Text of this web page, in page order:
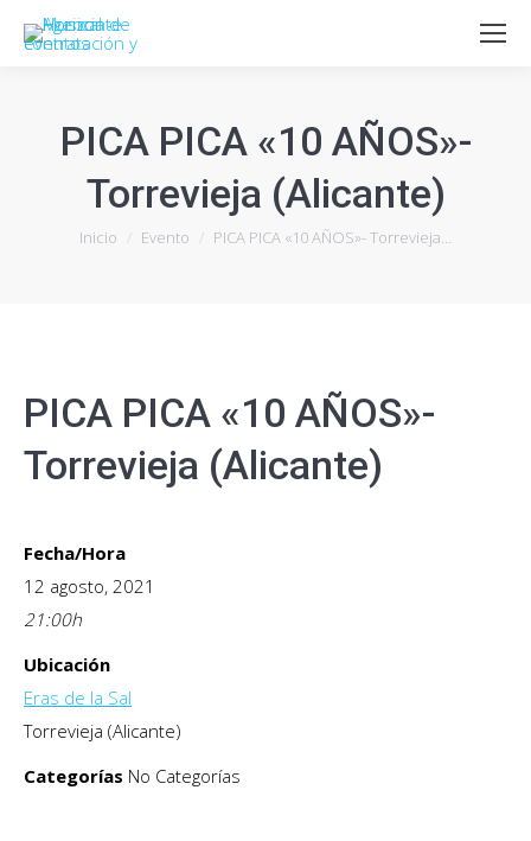
PICA PICA «10 AÑOS»-
Torrevieja (Alicante)
Estás aquí:
Inicio Evento PICA PICA «10 AÑOS»- Torrevieja…
PICA PICA «10 AÑOS»-
Torrevieja (Alicante)
Fecha/Hora
12 agosto, 2021
21:00h
Ubicación
Eras de la Sal
Torrevieja (Alicante)
Categorías No Categorías